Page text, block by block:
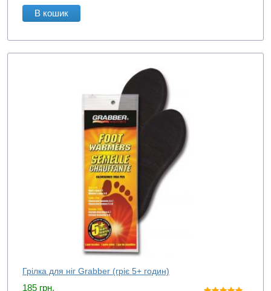
В кошик
Грілка для ніг Grabber (гріє 5+ годин)
185 грн.